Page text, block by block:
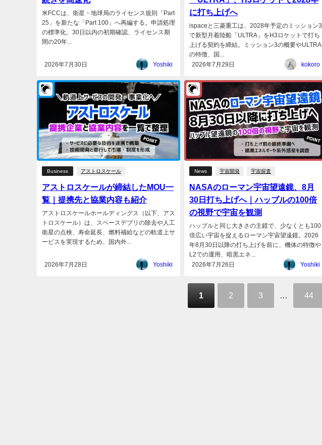
米FCCは、衛星・地球局のライセンス規則「Part
25」を新たな「Part 100」へ再編する。申請処理
の標準化、30日以内の初期確認、ライセンス期
間の20年...
2026年7月30日 Yoshiki
に打ち上げへ
ispaceと三菱重工は、2028年予定のミッション3
で新型月着陸船「ULTRA」をH3ロケットで打ち
上げる契約を締結。ミッション3の概要やULTRA
の特徴、国...
2026年7月29日
kokoro
Business アストロスケール
アストロスケールが締結したMOU一
覧｜提携先と協業内容も紹介
アストロスケールホールディングス（以下、アス
トロスケール）は、スペースデブリの除去や人工
衛星の点検、寿命延長、燃料補給などの軌道上サ
ービスを実現するため、国内外...
2026年7月28日 Yoshiki
News 宇宙開発 宇宙探査
NASAのローマン宇宙望遠鏡、8月
30日打ち上げへ｜ハッブルの100倍
の視野で宇宙を観測
ハッブルと同じ大きさの主鏡で、少なくとも100
倍広い宇宙を捉えるローマン宇宙望遠鏡。2026
年8月30日以降の打ち上げを前に、機体の特徴や
L2での運用、暗黒エネ...
2026年7月26日
Yoshiki
1 2 3 44